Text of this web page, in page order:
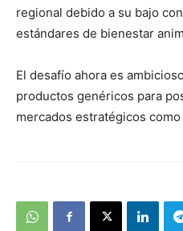
regional debido a su bajo
estándares de bienestar
El desafío ahora es
productos genéricos para
mercados estratégicos